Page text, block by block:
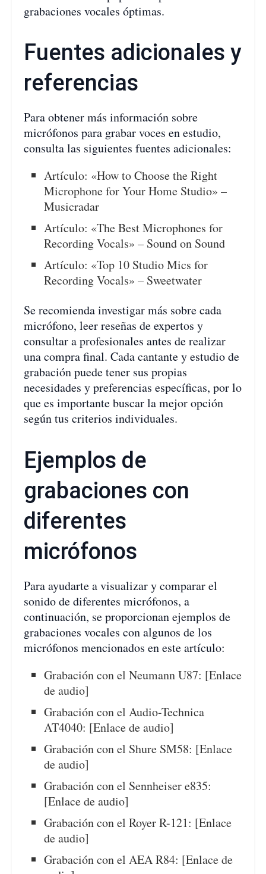
grabaciones vocales óptimas.
Fuentes adicionales y
referencias
Para obtener más información sobre
micrófonos para grabar voces en estudio,
consulta las siguientes fuentes adicionales:
Artículo: «How to Choose the Right
Microphone for Your Home Studio» –
Musicradar
Artículo: «The Best Microphones for
Recording Vocals» – Sound on Sound
Artículo: «Top 10 Studio Mics for
Recording Vocals» – Sweetwater
Se recomienda investigar más sobre cada
micrófono, leer reseñas de expertos y
consultar a profesionales antes de realizar
una compra final. Cada cantante y estudio de
grabación puede tener sus propias
necesidades y preferencias específicas, por lo
que es importante buscar la mejor opción
según tus criterios individuales.
Ejemplos de
grabaciones con
diferentes
micrófonos
Para ayudarte a visualizar y comparar el
sonido de diferentes micrófonos, a
continuación, se proporcionan ejemplos de
grabaciones vocales con algunos de los
micrófonos mencionados en este artículo:
Grabación con el Neumann U87: [Enlace
de audio]
Grabación con el Audio-Technica
AT4040: [Enlace de audio]
Grabación con el Shure SM58: [Enlace
de audio]
Grabación con el Sennheiser e835:
[Enlace de audio]
Grabación con el Royer R-121: [Enlace
de audio]
Grabación con el AEA R84: [Enlace de